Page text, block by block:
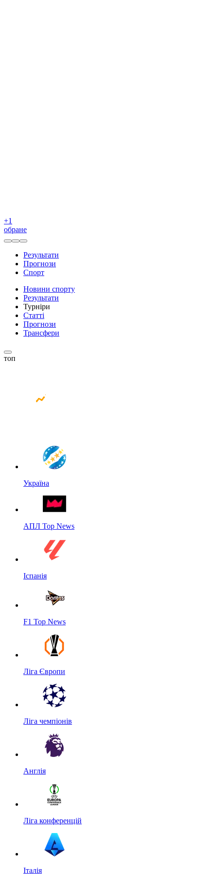
+1
обране
Результати
Прогнози
Спорт
Новини спорту
Результати
Турніри
Статті
Прогнози
Трансфери
топ
Україна
АПЛ Top News
Іспанія
F1 Top News
Ліга Європи
Ліга чемпіонів
Англія
Ліга конференцій
Італія